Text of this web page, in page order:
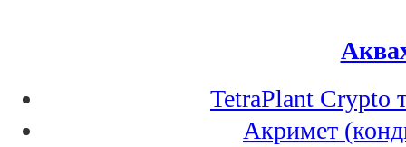
TetraPlant Crypto
Акримет